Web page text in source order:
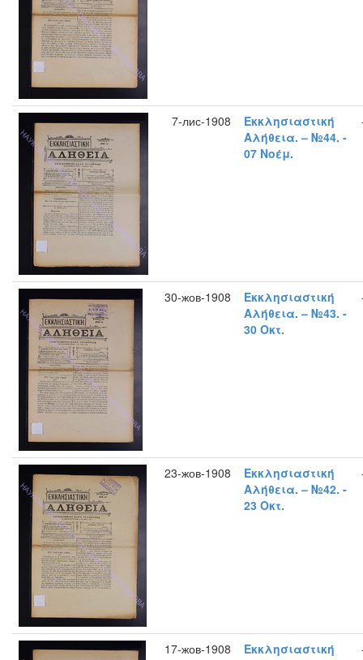
7-лис-1908
Εκκλησιαστική
Αλήθεια. – №44. -
07 Νοέμ.
30-жов-1908
Εκκλησιαστική
Αλήθεια. – №43. -
30 Οκτ.
23-жов-1908
Εκκλησιαστική
Αλήθεια. – №42. -
23 Οκτ.
17-жов-1908
Εκκλησιαστική